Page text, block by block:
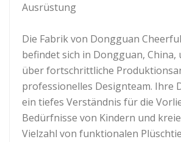
Ausrüstung
Die Fabrik von Dongguan
befindet sich in Dongguan,
über fortschrittliche
professionelles Designteam. Ihre
ein tiefes Verständnis für die
Bedürfnisse von Kindern und
Vielzahl von funktionalen